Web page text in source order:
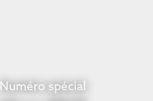
Numéro spécial